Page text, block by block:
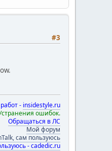
#3
- insidestyle.ru
ошибок.
Обращаться в ЛС
Мой форум
сам пользуюсь
- cadedic.ru